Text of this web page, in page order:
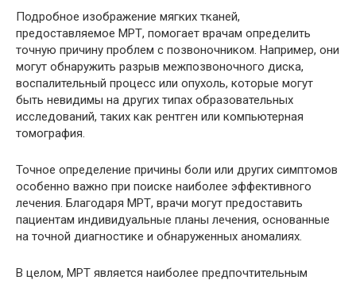
Подробное изображение мягких тканей,
предоставляемое МРТ, помогает врачам определить
точную причину проблем с позвоночником. Например, они
могут обнаружить разрыв межпозвоночного диска,
воспалительный процесс или опухоль, которые могут
быть невидимы на других типах образовательных
исследований, таких как рентген или компьютерная
томография.
Точное определение причины боли или других симптомов
особенно важно при поиске наиболее эффективного
лечения. Благодаря МРТ, врачи могут предоставить
пациентам индивидуальные планы лечения, основанные
на точной диагностике и обнаруженных аномалиях.
В целом, МРТ является наиболее предпочтительным